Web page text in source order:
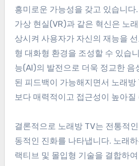
흥미로운 가능성을 갖고 있습니다
가상 현실(VR)과 같은 혁신은 노
상시켜 사용자가 자신의 재능을
형 대화형 환경을 조성할 수 있습
능(AI)의 발전으로 더욱 정교한 음
된 피드백이 가능해지면서 노래방
보다 매력적이고 접근성이 높아질
결론적으로 노래방 TV는 전통적
동적인 진화를 나타냅니다. 노래
랙티브 및 몰입형 기술을 결합하